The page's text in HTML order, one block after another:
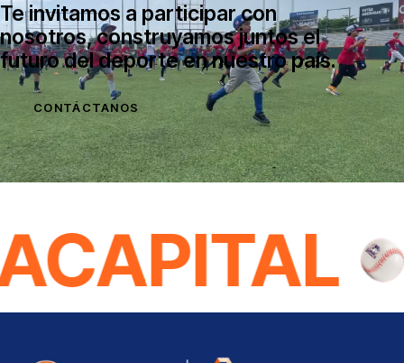
Te invitamos a participar con
nosotros, construyamos juntos el
futuro del deporte en nuestro país.
CONTÁCTANOS